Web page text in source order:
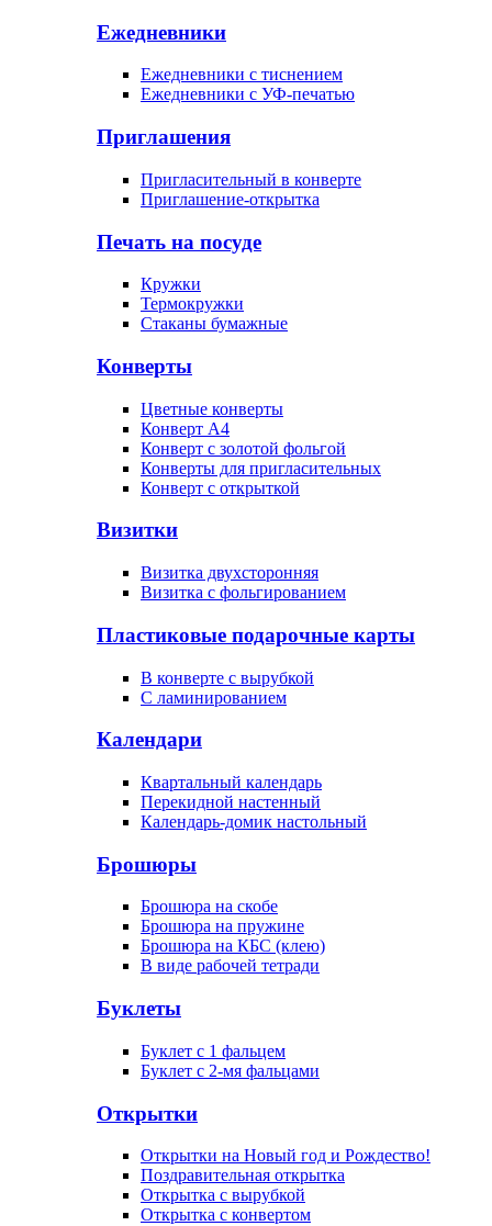
Ежедневники
Ежедневники с тиснением
Ежедневники с УФ-печатью
Приглашения
Пригласительный в конверте
Приглашение-открытка
Печать на посуде
Кружки
Термокружки
Стаканы бумажные
Конверты
Цветные конверты
Конверт А4
Конверт с золотой фольгой
Конверты для пригласительных
Конверт с открыткой
Визитки
Визитка двухсторонняя
Визитка с фольгированием
Пластиковые подарочные карты
В конверте с вырубкой
С ламинированием
Календари
Квартальный календарь
Перекидной настенный
Календарь-домик настольный
Брошюры
Брошюра на скобе
Брошюра на пружине
Брошюра на КБС (клею)
В виде рабочей тетради
Буклеты
Буклет с 1 фальцем
Буклет с 2-мя фальцами
Открытки
Открытки на Новый год и Рождество!
Поздравительная открытка
Открытка с вырубкой
Открытка с конвертом